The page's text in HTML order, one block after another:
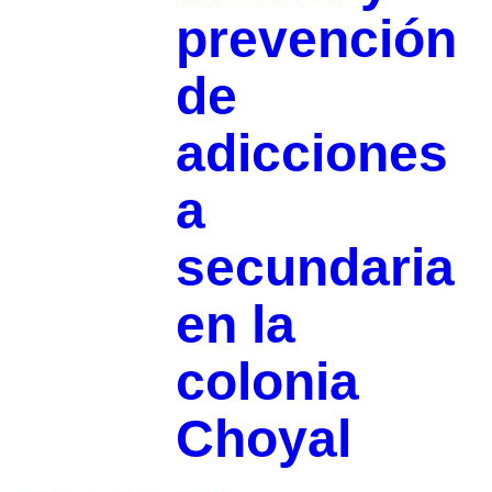
prevención
de
adicciones
a
secundaria
en la
colonia
Choyal